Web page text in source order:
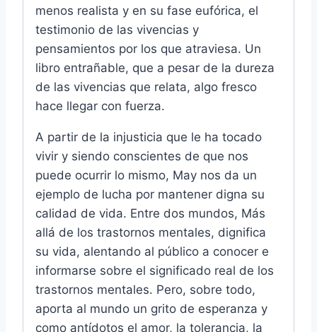
menos realista y en su fase eufórica, el
testimonio de las vivencias y
pensamientos por los que atraviesa. Un
libro entrañable, que a pesar de la dureza
de las vivencias que relata, algo fresco
hace llegar con fuerza.
A partir de la injusticia que le ha tocado
vivir y siendo conscientes de que nos
puede ocurrir lo mismo, May nos da un
ejemplo de lucha por mantener digna su
calidad de vida. Entre dos mundos, Más
allá de los trastornos mentales, dignifica
su vida, alentando al público a conocer e
informarse sobre el significado real de los
trastornos mentales. Pero, sobre todo,
aporta al mundo un grito de esperanza y
como antídotos el amor, la tolerancia, la